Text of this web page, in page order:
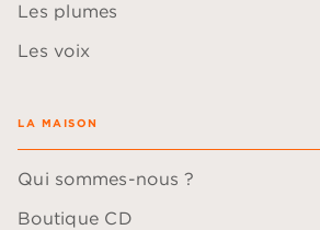
Les plumes
Les voix
LA MAISON
Qui sommes-nous ?
Boutique CD